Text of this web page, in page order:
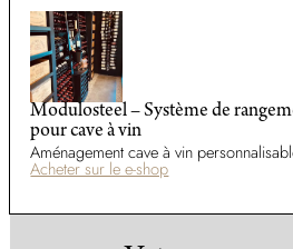
Modulosteel – Système de
pour cave à vin
Aménagement cave à vin
Acheter sur le e-shop